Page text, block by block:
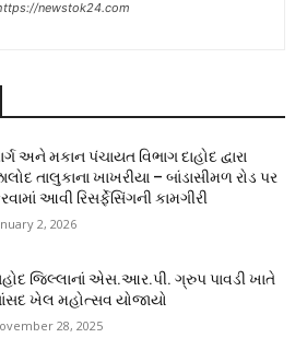
newstok24.com
અને મકાન પંચાયત વિભાગ દાહોદ દ્વારા
તાલુકાના ખાખરીયા – બાંડાસીમળ રોડ પર
આવી રિસર્ફેસિંગની કામગીરી
2, 2026
જિલ્લાનાં એસ.આર.પી. ગ્રુપ પાવડી ખાતે
ખેલ મહોત્સવ યોજાયો
28, 2025